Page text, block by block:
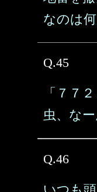
なのは何
Q.45
「７７
虫、な
Q.46